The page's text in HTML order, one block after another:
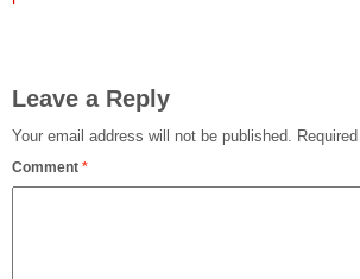
Leave a Reply
Your email address will not be published.
Comment *